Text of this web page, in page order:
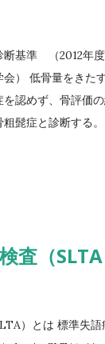
24.6秒：屋内歩行
記事を参照して下
断基準 （2012年
） 低骨量をきた
認めず、骨評価
粗髭症と診断する
があり、骨密度（
は、立った姿勢か
しい。 注3 その
査（SLTA
）とは 標準失